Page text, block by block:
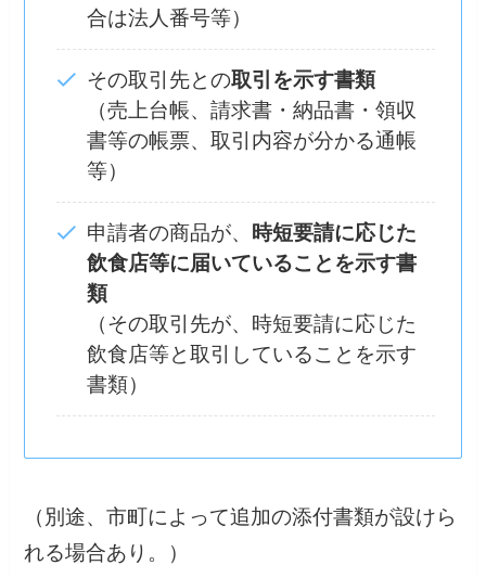
合は法人番号等）
その取引先との取引を示す書類
（売上台帳、請求書・納品書・領収
書等の帳票、取引内容が分かる通帳
等）
申請者の商品が、
時短要請に応じた
飲食店等に届いていることを示す書
類
（その取引先が、時短要請に応じた
飲食店等と取引していることを示す
書類）
（別途、市町によって追加の添付書類が設けら
れる場合あり。）